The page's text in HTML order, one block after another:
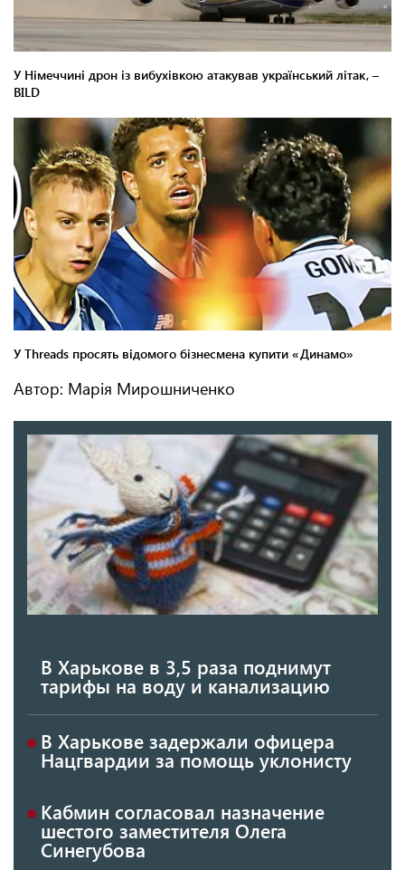
Автор: Марія Мирошниченко
В Харькове в 3,5 раза поднимут
тарифы на воду и канализацию
В Харькове задержали офицера
Нацгвардии за помощь уклонисту
Кабмин согласовал назначение
шестого заместителя Олега
Синегубова